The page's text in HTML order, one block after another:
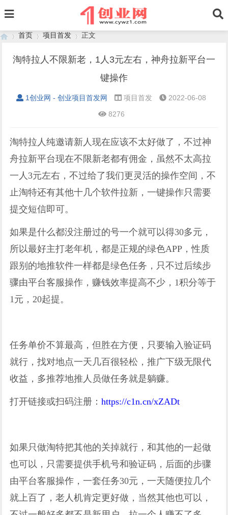
首页 项目首发 正文
淘特拉人不限新老，1人3元左右，神舟拉新平台一
键操作
1创业网 - 创业项目首发网 项目首发
2022-06-08
8276
淘特拉人纯邀请新人现在应该不太好做了，不过神
舟拉新平台现在不限新老都有佣金，虽然不太高拉
一人3元左右，不过给了我们更灵活的操作空间，不
止淘特还有其他十几个软件拉新，一键操作只需要
提交短信即可。
如果是什么都没注册过的号一个就可以得30多元，
所以最好主打老年机，都是正规的绿色APP，性质
跟别的地推软件一样都是绿色任务，只不过后续步
骤由平台客服操作，赚钱效率提高不少，1积分等于
1元，20起提。
任务单价不算最高，但胜在方便，只要输入验证码
就行，找对地点一天几百很轻松，推广下级无限代
收益，多推荐地推人员做任务就是躺赚。
打开链接或扫码注册：https://c1n.cn/xZADt
如果只做淘特把其他的关掉就行，和其他的一起做
也可以，只需要提供手机号和验证码，后面的步骤
由平台客服操作，一套任务30元，一天随便拉几个
就上百了，老人机肯定更好做，当然其他也可以，